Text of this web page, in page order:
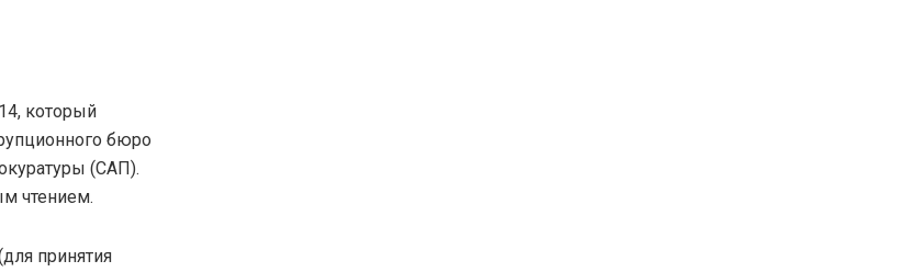
который
бюро
(САП).
чтением.
принятия